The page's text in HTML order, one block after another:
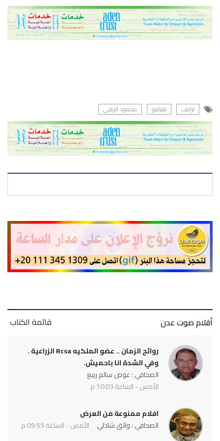
ترامب نتنياهو محمود الريفي
أقلام صوت عدن قائمة الكتاب
روائح الزمان .. عضو الملكيه Rcsa الزراعية .
وفي الشدة انا باحميش.
الصحافي : عوض سالم ربيع
الأمس - الساعة 10:03 م
افلام ممنوعة من العرض
الصحافي : واثق شاذلي
الأمس - الساعة 09:59 م